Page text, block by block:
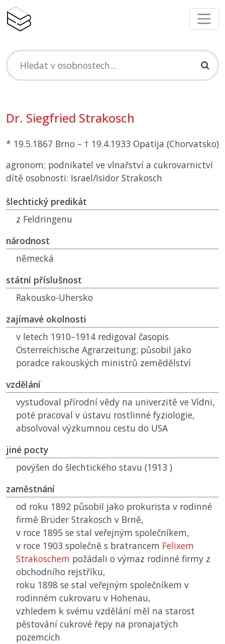
Dr. Siegfried Strakosch
* 19.5.1867 Brno – † 19.4.1933 Opatija (Chorvatsko)
agronom; podnikatel ve vlnařství a cukrovarnictví
dítě osobnosti: Israel/Isidor Strakosch
šlechtický predikát
z Feldringenu
národnost
německá
státní příslušnost
Rakousko-Uhersko
zajímavé okolnosti
v letech 1910–1914 redigoval časopis
Österreichische Agrarzeitung; působil jako
poradce rakouských ministrů zemědělství
vzdělání
vystudoval přírodní vědy na univerzitě ve Vídni,
poté pracoval v ústavu rostlinné fyziologie,
absolvoval výzkumnou cestu do USA
jiné pocty
povýšen do šlechtického stavu (1913 )
zaměstnání
od roku 1892 působil jako prokurista v rodinné
firmě Brüder Strakosch v Brně,
v roce 1895 se stal veřejným společníkem,
v roce 1903 společně s bratrancem Felixem
Strakoschem požádali o výmaz rodinné firmy z
obchodního rejstříku,
roku 1898 se stal veřejným společníkem v
rodinném cukrovaru v Hohenau,
vzhledem k svému vzdělání měl na starost
pěstování cukrové řepy na pronajatých
pozemcích